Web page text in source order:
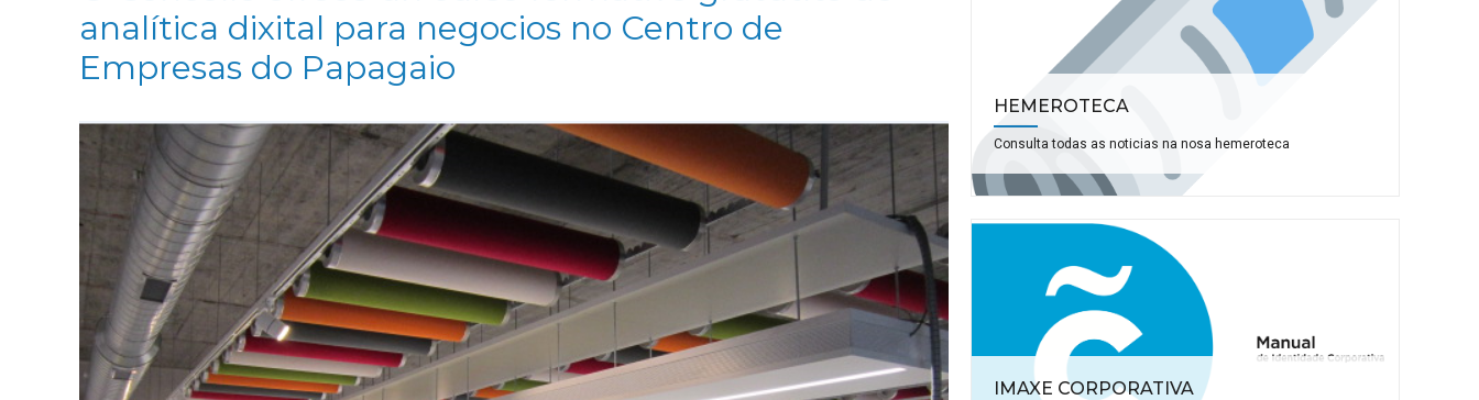
analítica dixital para negocios no Centro de
Empresas do Papagaio
HEMEROTECA
Consulta todas as noticias na nosa hemeroteca
IMAXE CORPORATIVA